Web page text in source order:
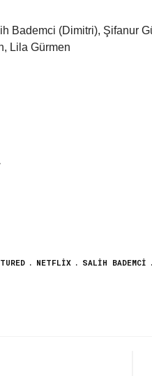
Bademci (Dimitri), Şifanur
Lila Gürmen
NETFLIX SALIH BADEMCI